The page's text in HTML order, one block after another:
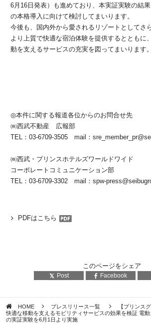
6月16日発表）も進めており、本実証実験の結
の本格導入に向けて検討してまいります。
今後も、国内外から愛されるリゾートとしてさ
より上質で快適な宿泊体験を提供するとともに
動を支えるサービスの充実を図ってまいります。
◎本件に関する報道各位からのお問合せ先
㈱西武不動産 広報部
TEL：03-6709-3505 mail：
㈱西武・プリンスホテルズワールドワイド
コーポレートコミュニケーション部
TEL：03-6709-3302 mail：spw-
PDFはこちら
このページをシェア
Post Facebook
HOME プレスリリース一覧
【プリンス
快適な移動を支えるモビリティサービスの効果を検証 電
の実証実験を6月1日より実施